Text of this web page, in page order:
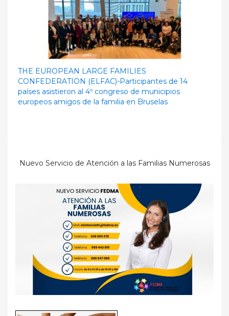
THE EUROPEAN LARGE FAMILIES
CONFEDERATION (ELFAC)-Participantes de 14
países asistieron al 4º congreso de municipios
europeos amigos de la familia en Bruselas
Nuevo Servicio de Atención a las Familias Numerosas